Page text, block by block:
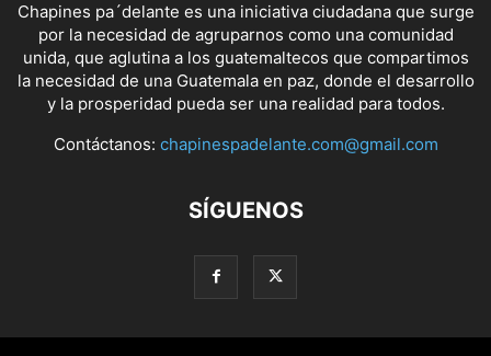
Chapines pa´delante es una iniciativa ciudadana que surge
por la necesidad de agruparnos como una comunidad
unida, que aglutina a los guatemaltecos que compartimos
la necesidad de una Guatemala en paz, donde el desarrollo
y la prosperidad pueda ser una realidad para todos.
Contáctanos: chapinespadelante.com@gmail.com
SÍGUENOS